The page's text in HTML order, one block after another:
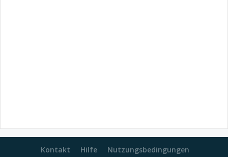
Kontakt Hilfe Nutzungsbedingungen